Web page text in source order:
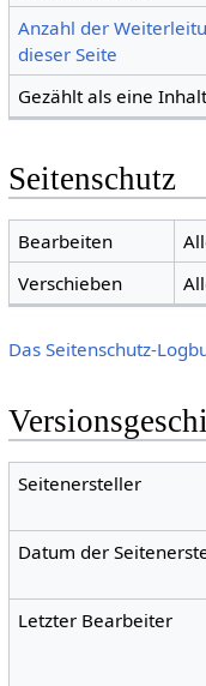
Anzahl der
dieser Seite
Gezählt als eine
Seitenschutz
Bearbeiten
Verschieben
Das Seitenschutz-
Seitenersteller
Datum der
Letzter Bearbeiter